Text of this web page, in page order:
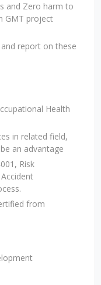
and Zero harm to
GMT project
report on these
Health
in related field,
an advantage
Risk
from